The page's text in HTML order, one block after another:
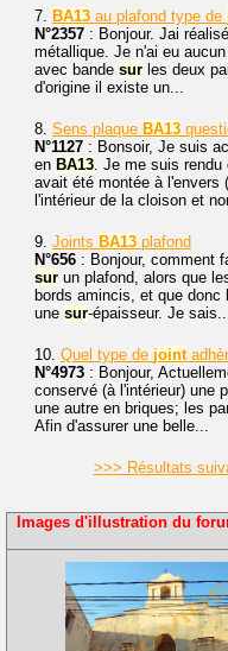
7. BA13 au plafond type de
N°2357 : Bonjour. Jai
métallique. Je n'ai eu
avec bande sur les deux
d'origine il existe un...
8. Sens plaque BA13
N°1127 : Bonsoir, Je suis
en BA13. Je me suis rendu
avait été montée à l'envers
l'intérieur de la cloison et
9. Joints BA13 plafond
N°656 : Bonjour, comment
sur un plafond, alors que
bords amincis, et que
une sur-épaisseur. Je
10. Quel type de joint
N°4973 : Bonjour,
conservé (à l'intérieur) une
une autre en briques; les
Afin d'assurer une belle...
>>> Résultats
Images d'illustration du